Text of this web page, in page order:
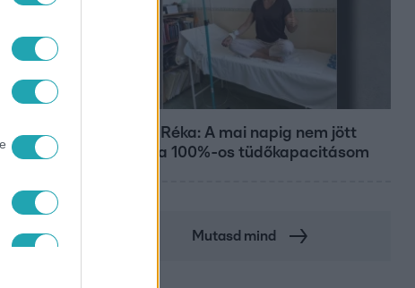
Rubint Réka: A mai napig nem jött
vissza a 100%-os tüdőkapacitásom
Mutasd mind